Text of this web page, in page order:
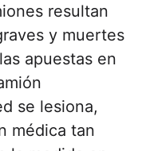
resultan
y muertes
apuestas en
se lesiona,
médica tan